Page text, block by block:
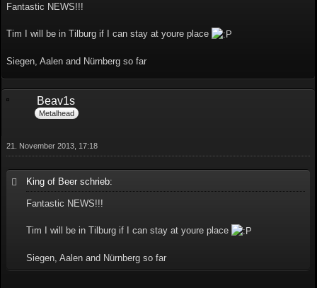
Fantastic NEWS!!!
Tim I will be in Tilburg if I can stay at youre place
Siegen, Aalen and Nürnberg so far
Beav1s
Metalhead
21. November 2013, 17:18
King of Beer schrieb:
Fantastic NEWS!!!
Tim I will be in Tilburg if I can stay at youre place
Siegen, Aalen and Nürnberg so far